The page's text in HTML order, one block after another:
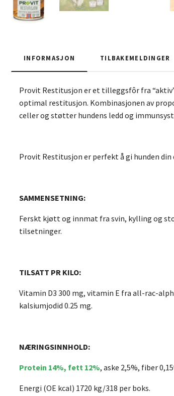
INFORMASJON TILBAKEMELDINGER
Provit Restitusjon er et tilleggsfôr fra
optimal restitusjon. Kombinasjonen av
celler og støtter hundens ledd og
Provit Restitusjon er perfekt å gi hunden
SAMMENSETNING:
Ferskt kjøtt og innmat fra svin, kylling og
tilsetninger.
TILSATT PR KILO:
Vitamin D3 300 mg, vitamin E fra all-rac-
kalsiumjodid 0.25 mg.
NÆRINGSINNHOLD:
Protein 14%, fett 12%, aske 2,5%, fiber
Energi (OE kcal) 1720 kg/318 per boks.